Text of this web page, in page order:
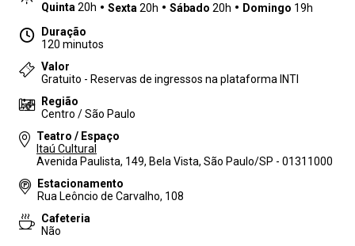
Quinta 20h Sexta 20h Sábado 20h Domingo 19h
Duração
120 minutos
Valor
Gratuito - Reservas de ingressos na plataforma INTI
Região
Centro / São Paulo
Teatro / Espaço
Itaú Cultural
Avenida Paulista, 149, Bela Vista, São Paulo/SP - 01311000
Estacionamento
Rua Leôncio de Carvalho, 108
Cafeteria
Não